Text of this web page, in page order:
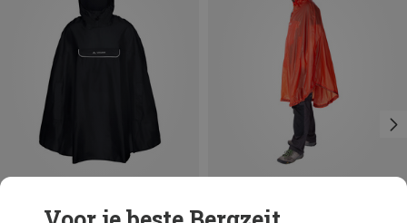
Je bespaart 24%